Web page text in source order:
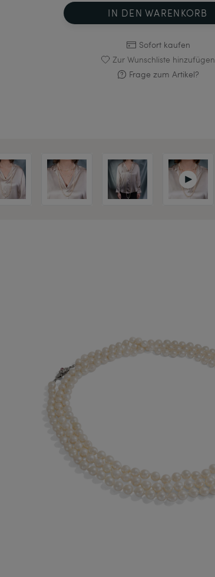
IN DEN WARENKORB
Sofort kaufen
Zur Wunschliste hinzufügen
Frage zum Artikel?